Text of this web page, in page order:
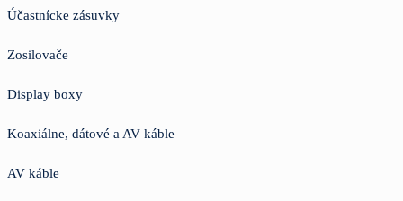
Účastnícke zásuvky
Zosilovače
Display boxy
Koaxiálne, dátové a AV káble
AV káble